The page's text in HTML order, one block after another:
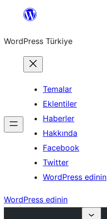
İçeriğe
WordPress Türkiye
Temalar
Eklentiler
Haberler
Hakkında
Facebook
Twitter
WordPress edinin
WordPress edinin